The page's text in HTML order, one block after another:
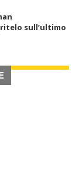
sull’ultimo